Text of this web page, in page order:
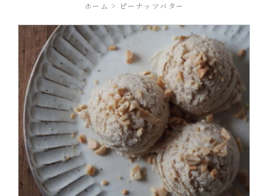
ホーム ピーナッツバター